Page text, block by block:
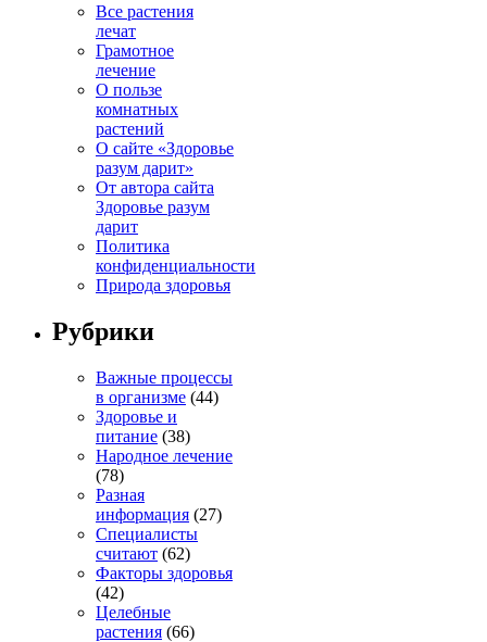
Все растения
лечат
Грамотное
лечение
О пользе
комнатных
растений
О сайте «Здоровье
разум дарит»
От автора сайта
Здоровье разум
дарит
Политика
конфиденциальности
Природа здоровья
Рубрики
Важные процессы
в организме (44)
Здоровье и
питание (38)
Народное лечение
(78)
Разная
информация (27)
Специалисты
считают (62)
Факторы здоровья
(42)
Целебные
растения (66)